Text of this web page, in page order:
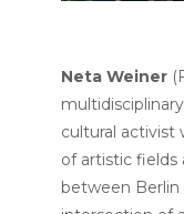
Neta Weiner
cultural activist
of artistic fields
between Berlin